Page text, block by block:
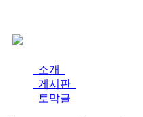
소개
게시판
토막글